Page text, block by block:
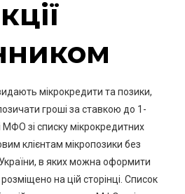
мікрокредити та позики,
гроші за ставкою до 1-
зі списку мікрокредитних
клієнтам мікропозики без
в яких можна оформити
на цій сторінці. Список